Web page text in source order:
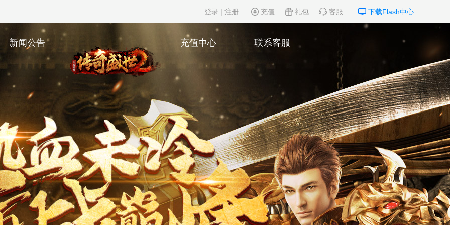
下载Flash中心
客服
礼包
充值
登录 | 注册
新闻公告
传奇盛世2
充值中心 联系客服